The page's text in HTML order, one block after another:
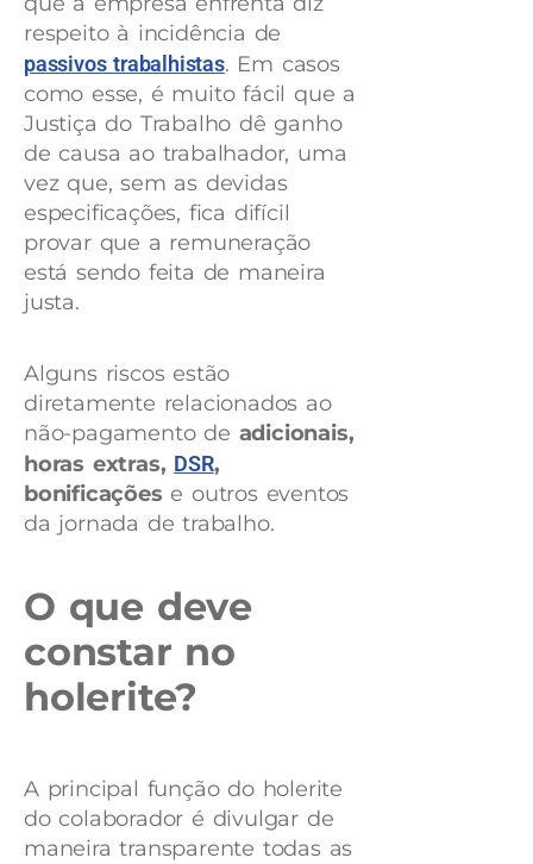
respeito à incidência de
passivos trabalhistas. Em casos
como esse, é muito fácil que a
Justiça do Trabalho dê ganho
de causa ao trabalhador, uma
vez que, sem as devidas
especificações, fica difícil
provar que a remuneração
está sendo feita de maneira
justa.
Alguns riscos estão
diretamente relacionados ao
não-pagamento de adicionais,
horas extras, DSR,
bonificações e outros eventos
da jornada de trabalho.
O que deve
constar no
holerite?
A principal função do holerite
do colaborador é divulgar de
maneira transparente todas as